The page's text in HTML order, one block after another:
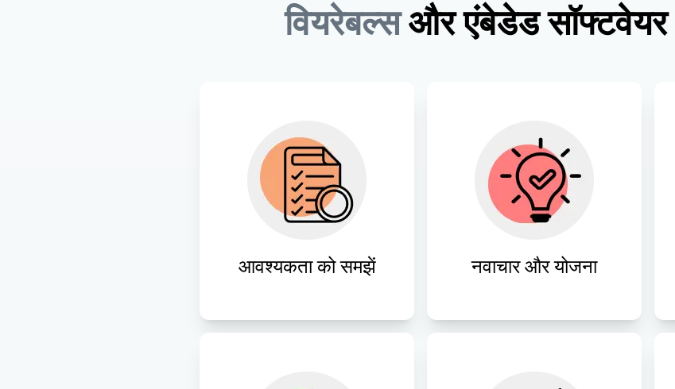
वियरेबल्स और एंबेडेड सॉफ्टवेयर
आवश्यकता को समझें
उपयोगकर्ताओं के अनुकूल मोबाइल
ऐप समाधान तैयार करने के लिए
ग्राहकों की आवश्यकताओं का
नवाचार और योजना
बाज़ार के रुझानों के अनुरूप
अभिनव मोबाइल ऐप ब्लूप्रिंट की
अवधारणा तैयार करने के लिए
अत्याधुनिक रणनीतियों का उपयोग